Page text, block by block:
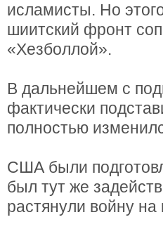
исламисты. Но
шиитский фронт
«Хезболлой».
В дальнейшем с
фактически
полностью
США были
был тут же
растянули войну на